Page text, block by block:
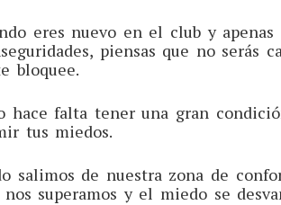
eres nuevo en el club y
piensas que no serás
bloquee.
falta tener una gran
tus miedos.
salimos de nuestra zona de
superamos y el miedo se